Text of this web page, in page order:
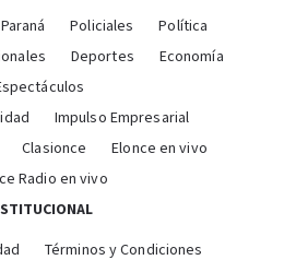
Paraná Policiales
Política
Deportes
Economía
Impulso Empresarial
Clasionce
Elonce en vivo
Radio en vivo
Términos y Condiciones